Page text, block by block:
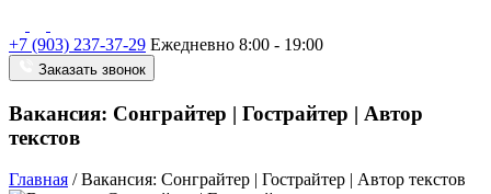
+7 (903) 237-37-29 Ежедневно 8:00 - 19:00
Заказать звонок
Вакансия: Сонграйтер | Гострайтер | Автор
текстов
Главная /Вакансия: Сонграйтер | Гострайтер | Автор текстов